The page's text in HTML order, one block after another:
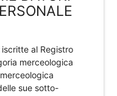
iscritte al Registro
merceologica
sue sotto-